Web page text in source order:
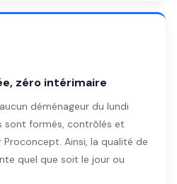
zéro intérimaire
déménageur du lundi
sont formés, contrôlés et
Ainsi, la qualité de
quel que soit le jour ou